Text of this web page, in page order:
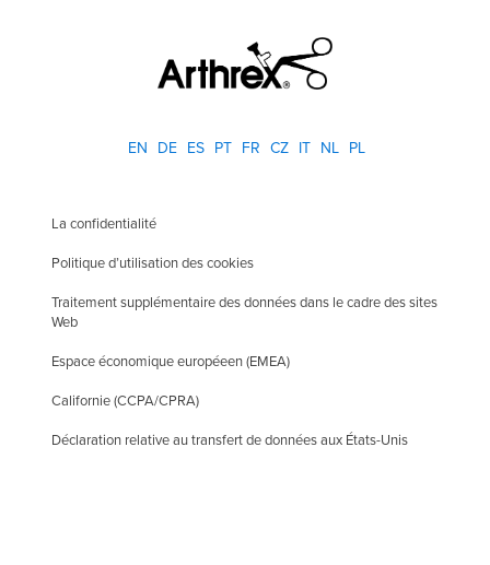
EN DE ES PT FR CZ IT NL PL
La confidentialité
Politique d’utilisation des cookies
Traitement supplémentaire des données dans le cadre des sites
Web
Espace économique européeen (EMEA)
Californie (CCPA/CPRA)
Déclaration relative au transfert de données aux États-Unis